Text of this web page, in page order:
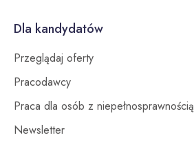
Dla kandydatów
Przeglądaj oferty
Pracodawcy
Praca dla osób z niepełnosprawnością
Newsletter